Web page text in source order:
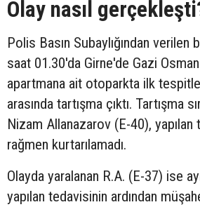
Olay nasıl
Polis Basın Subaylığından
saat 01.30'da Girne'de Gazi
apartmana ait otoparkta ilk
arasında tartışma çıktı. Tartışma
Nizam Allanazarov (E-40),
rağmen kurtarılamadı.
Olayda yaralanan R.A. (E-37) ise
yapılan tedavisinin ardından